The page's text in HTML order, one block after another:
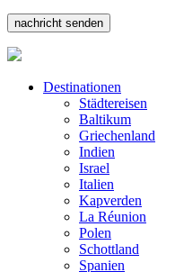
Destinationen
Städtereisen
Baltikum
Griechenland
Indien
Israel
Italien
Kapverden
La Réunion
Polen
Schottland
Spanien